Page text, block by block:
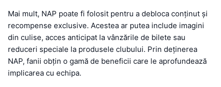
Mai mult, NAP poate fi folosit pentru a debloca conținut și
recompense exclusive. Acestea ar putea include imagini
din culise, acces anticipat la vânzările de bilete sau
reduceri speciale la produsele clubului. Prin deținerea
NAP, fanii obțin o gamă de beneficii care le aprofundează
implicarea cu echipa.